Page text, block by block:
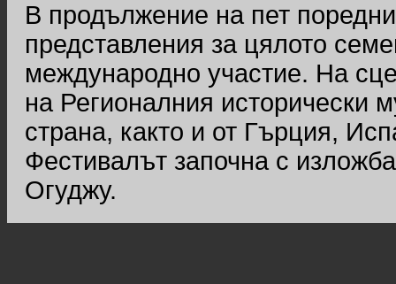
В продължение на пет
представления за цялото
международно участие. На
на Регионалния исторически
страна, както и от Гърция,
Фестивалът започна с
Огуджу.